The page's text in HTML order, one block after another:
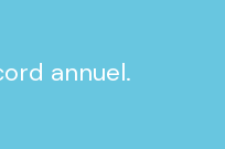
annuel.